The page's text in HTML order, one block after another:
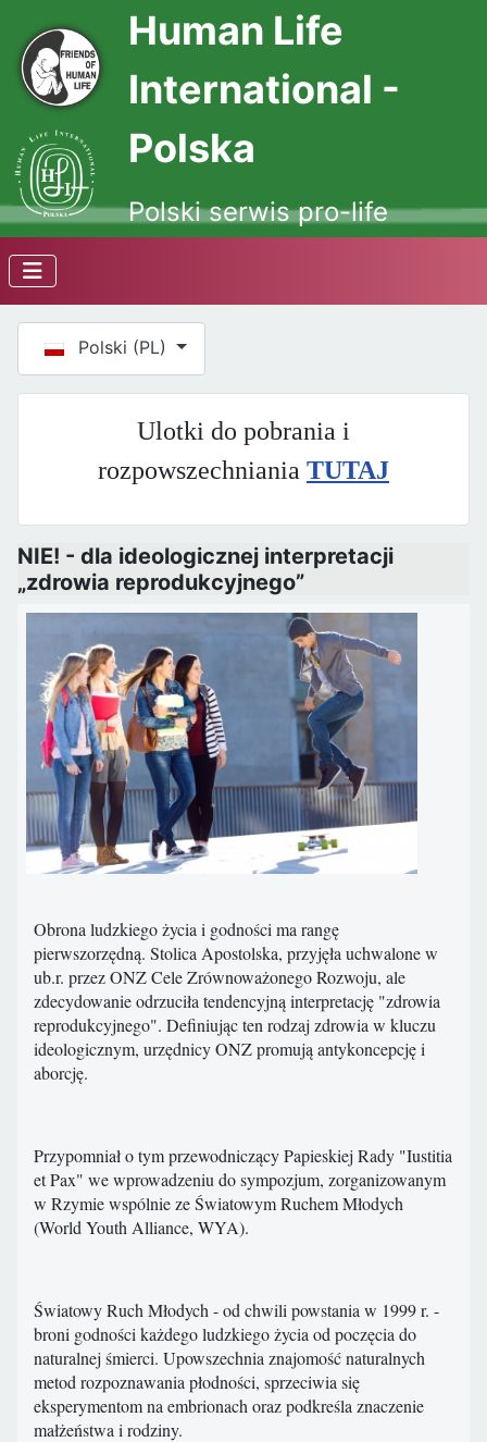
Human Life
International -
Polska
Polski serwis pro-life
Wybierz swój język
Polski (PL)
Ulotki do pobrania i
rozpowszechniania TUTAJ
NIE! - dla ideologicznej interpretacji
„zdrowia reprodukcyjnego”
Obrona ludzkiego życia i godności ma rangę
pierwszorzędną. Stolica Apostolska, przyjęła uchwalone w
ub.r. przez ONZ Cele Zrównoważonego Rozwoju, ale
zdecydowanie odrzuciła tendencyjną interpretację "zdrowia
reprodukcyjnego". Definiując ten rodzaj zdrowia w kluczu
ideologicznym, urzędnicy ONZ promują antykoncepcję i
aborcję.
Przypomniał o tym przewodniczący Papieskiej Rady "Iustitia
et Pax" we wprowadzeniu do sympozjum, zorganizowanym
w Rzymie wspólnie ze Światowym Ruchem Młodych
(World Youth Alliance, WYA).
Światowy Ruch Młodych - od chwili powstania w 1999 r. -
broni godności każdego ludzkiego życia od poczęcia do
naturalnej śmierci. Upowszechnia znajomość naturalnych
metod rozpoznawania płodności, sprzeciwia się
eksperymentom na embrionach oraz podkreśla znaczenie
małżeństwa i rodziny.